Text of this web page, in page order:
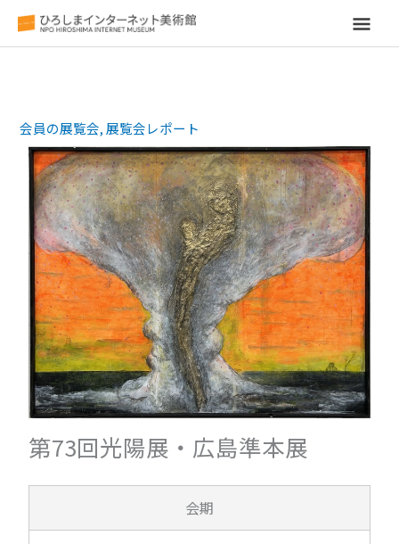
メ
メ
ニ
ュ
ー
会員の展覧会,展覧会レポート
第73回光陽展・広島準本展
会期